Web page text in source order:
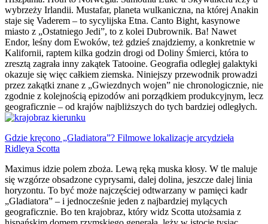
wybrzeży Irlandii. Mustafar, planeta wulkaniczna, na której Anakin
staje się Vaderem – to sycylijska Etna. Canto Bight, kasynowe
miasto z „Ostatniego Jedi”, to z kolei Dubrownik. Ba! Nawet
Endor, leśny dom Ewoków, też gdzieś znajdziemy, a konkretnie w
Kalifornii, raptem kilka godzin drogi od Doliny Śmierci, która to
zresztą zagrała inny zakątek Tatooine. Geografia odległej galaktyki
okazuje się więc całkiem ziemska. Niniejszy przewodnik prowadzi
przez zakątki znane z „Gwiezdnych wojen” nie chronologicznie, nie
zgodnie z kolejnością epizodów ani porządkiem produkcyjnym, lecz
geograficznie – od krajów najbliższych do tych bardziej odległych.
Gdzie kręcono „Gladiatora”? Filmowe lokalizacje arcydzieła
Ridleya Scotta
Maximus idzie polem zboża. Lewą ręką muska kłosy. W tle maluje
się wzgórze obsadzone cyprysami, dalej dolina, jeszcze dalej linia
horyzontu. To być może najczęściej odtwarzany w pamięci kadr
„Gladiatora” – i jednocześnie jeden z najbardziej mylących
geograficznie. Bo ten krajobraz, który widz Scotta utożsamia z